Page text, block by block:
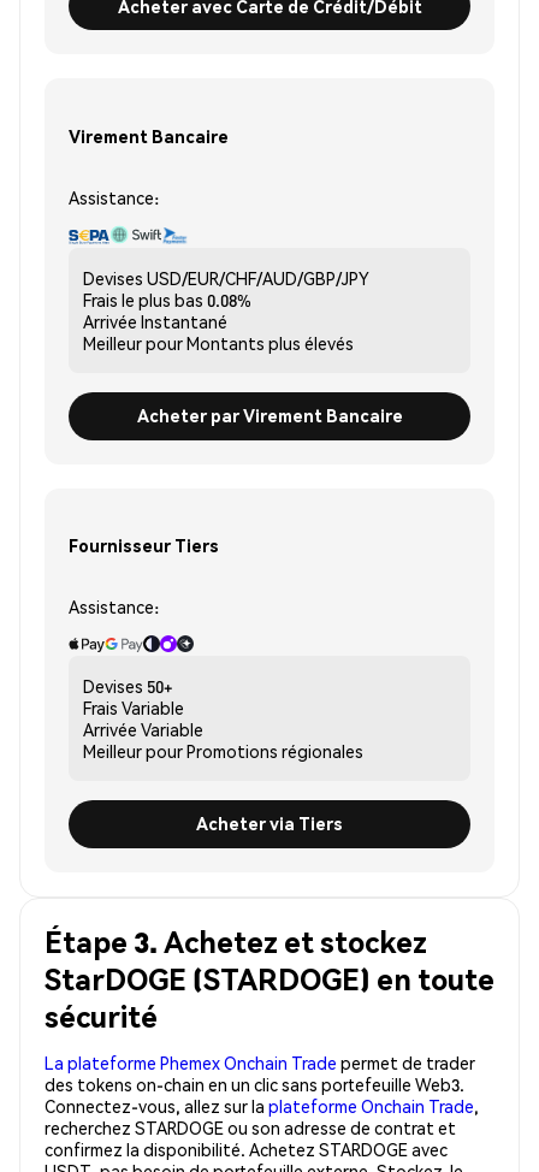
Acheter avec Carte de Crédit/Débit
Virement Bancaire
Assistance:
Devises USD/EUR/CHF/AUD/GBP/JPY
Frais le plus bas 0.08%
Arrivée Instantané
Meilleur pourMontants plus élevés
Acheter par Virement Bancaire
Fournisseur Tiers
Assistance:
Devises 50+
Frais Variable
Arrivée Variable
Meilleur pourPromotions régionales
Acheter via Tiers
Étape 3. Achetez et stockez
StarDOGE (STARDOGE) en toute
sécurité
La plateforme Phemex Onchain Trade permet de trader
des tokens on-chain en un clic sans portefeuille Web3.
Connectez-vous, allez sur la plateforme Onchain Trade,
recherchez STARDOGE ou son adresse de contrat et
confirmez la disponibilité. Achetez STARDOGE avec